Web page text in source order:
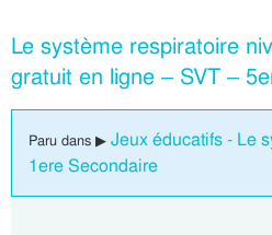
Le système respiratoire
gratuit en ligne – SVT –
Paru dans ▶ Jeux éducatifs - Le
1ere Secondaire